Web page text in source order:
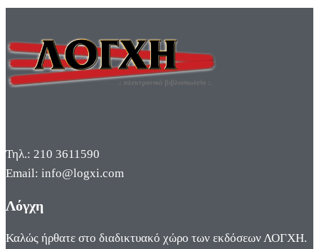
Τηλ.: 210 3611590
Email: info@logxi.com
Λόγχη
Καλώς ήρθατε στο διαδικτυακό χώρο των εκδόσεων ΛΟΓΧΗ.